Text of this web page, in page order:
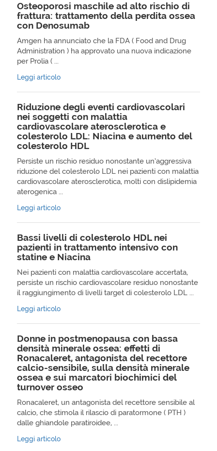
Osteoporosi maschile ad alto rischio di
frattura: trattamento della perdita ossea
con Denosumab
Amgen ha annunciato che la FDA ( Food and Drug
Administration ) ha approvato una nuova indicazione
per Prolia ( ...
Leggi articolo
Riduzione degli eventi cardiovascolari
nei soggetti con malattia
cardiovascolare aterosclerotica e
colesterolo LDL: Niacina e aumento del
colesterolo HDL
Persiste un rischio residuo nonostante un’aggressiva
riduzione del colesterolo LDL nei pazienti con malattia
cardiovascolare aterosclerotica, molti con dislipidemia
aterogenica ...
Leggi articolo
Bassi livelli di colesterolo HDL nei
pazienti in trattamento intensivo con
statine e Niacina
Nei pazienti con malattia cardiovascolare accertata,
persiste un rischio cardiovascolare residuo nonostante
il raggiungimento di livelli target di colesterolo LDL ...
Leggi articolo
Donne in postmenopausa con bassa
densità minerale ossea: effetti di
Ronacaleret, antagonista del recettore
calcio-sensibile, sulla densità minerale
ossea e sui marcatori biochimici del
turnover osseo
Ronacaleret, un antagonista del recettore sensibile al
calcio, che stimola il rilascio di paratormone ( PTH )
dalle ghiandole paratiroidee, ...
Leggi articolo